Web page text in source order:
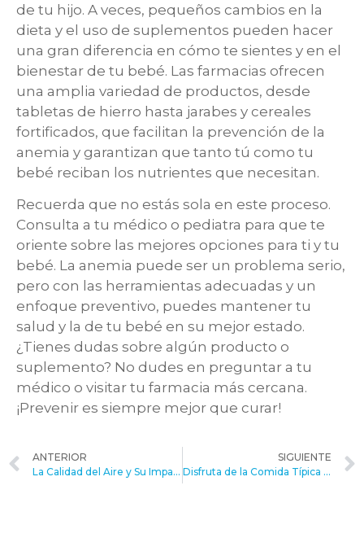
de tu hijo. A veces, pequeños cambios en la
dieta y el uso de suplementos pueden hacer
una gran diferencia en cómo te sientes y en el
bienestar de tu bebé. Las farmacias ofrecen
una amplia variedad de productos, desde
tabletas de hierro hasta jarabes y cereales
fortificados, que facilitan la prevención de la
anemia y garantizan que tanto tú como tu
bebé reciban los nutrientes que necesitan.
Recuerda que no estás sola en este proceso.
Consulta a tu médico o pediatra para que te
oriente sobre las mejores opciones para ti y tu
bebé. La anemia puede ser un problema serio,
pero con las herramientas adecuadas y un
enfoque preventivo, puedes mantener tu
salud y la de tu bebé en su mejor estado.
¿Tienes dudas sobre algún producto o
suplemento? No dudes en preguntar a tu
médico o visitar tu farmacia más cercana.
¡Prevenir es siempre mejor que curar!
ANTERIOR
La Calidad del Aire y Su Impacto en la Salud Respiratoria en Cochabamba
SIGUIENTE
Disfruta de la Comida Típica Cochabambina sin Sufrir del Estómago: Consejos para Evitar Problemas Digestivos